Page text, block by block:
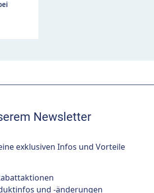
Newsletter
exklusiven Infos und Vorteile
und -änderungen